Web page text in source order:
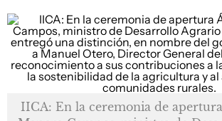
IICA: En la ceremonia de